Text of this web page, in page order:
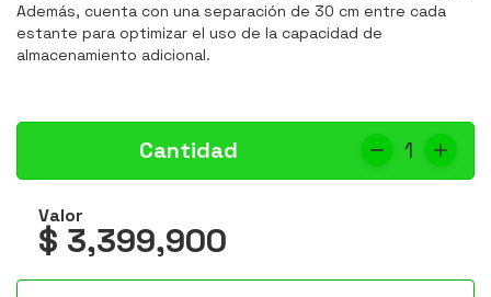
Además, cuenta con una separación de 30 cm entre cada
estante para optimizar el uso de la capacidad de
almacenamiento adicional.
Cantidad 1
Valor
$ 3,399,900